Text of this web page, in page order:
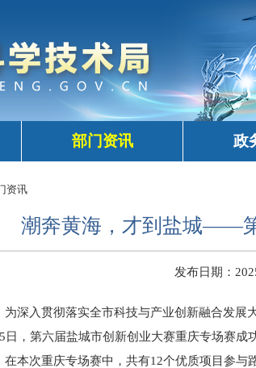
部门资讯 政
资讯
潮奔黄海，才到盐城——
发布日期：
为深入贯彻落实全市科技与产业创新融合发展
日，第六届盐城市创新创业大赛重庆专场赛成
在本次重庆专场赛中，共有12个优质项目参与